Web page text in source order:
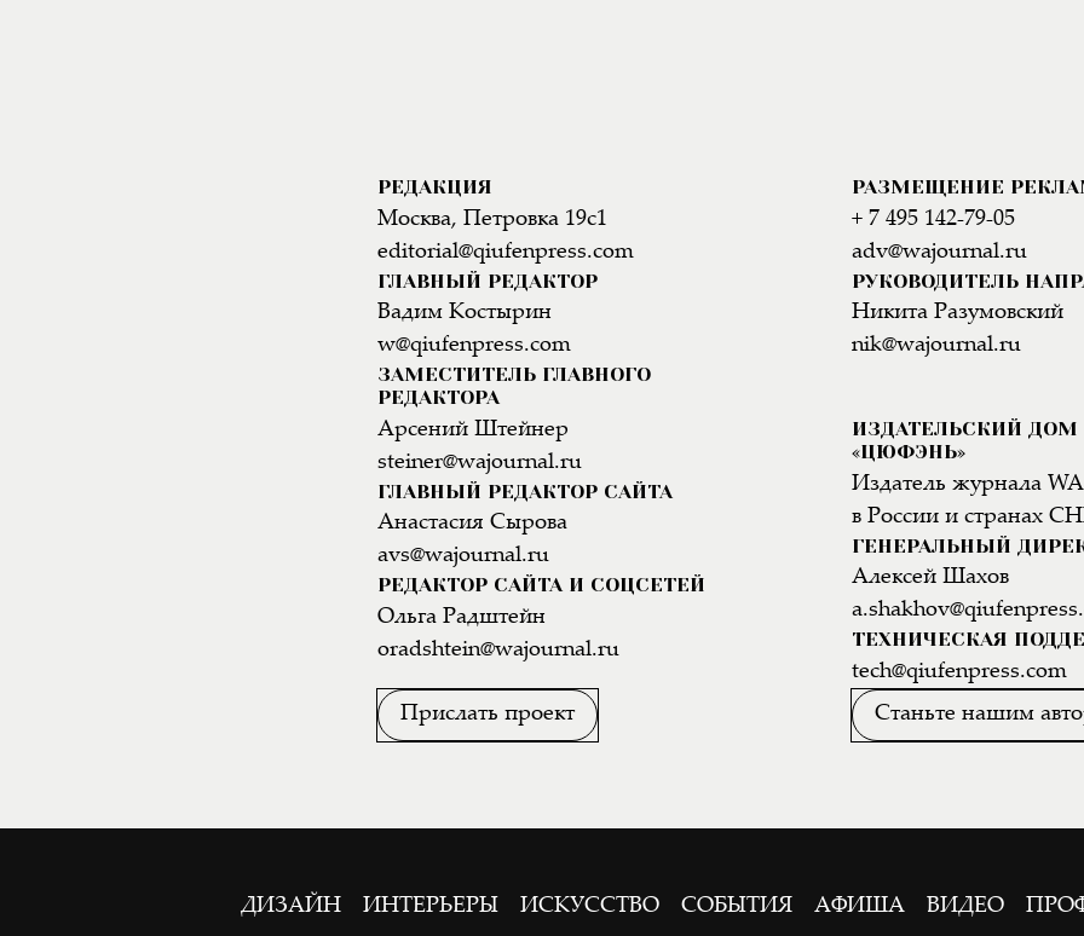
РЕДАКЦИЯ
Москва, Петровка 19с1
editorial@qiufenpress.com
ГЛАВНЫЙ РЕДАКТОР
Вадим Костырин
w@qiufenpress.com
ЗАМЕСТИТЕЛЬ ГЛАВНОГО
РЕДАКТОРА
Арсений Штейнер
steiner@wajournal.ru
ГЛАВНЫЙ РЕДАКТОР САЙТА
Анастасия Сырова
avs@wajournal.ru
РЕДАКТОР САЙТА И СОЦСЕТЕЙ
Ольга Радштейн
oradshtein@wajournal.ru
Прислать проект
РАЗМЕЩЕНИЕ
+ 7 495 142-79-05
adv@wajournal.ru
РУКОВОДИТЕЛЬ
Никита Разумовский
nik@wajournal.ru
ИЗДАТЕЛЬСКИЙ ДОМ
«ЦЮФЭНЬ»
Издатель журнала WA
в России и странах
ГЕНЕРАЛЬНЫЙ
Алексей Шахов
ТЕХНИЧЕСКАЯ
tech@qiufenpress.com
Станьте нашим
ДИЗАЙН ИНТЕРЬЕРЫ ИСКУССТВО СОБЫТИЯ АФИША ВИДЕО